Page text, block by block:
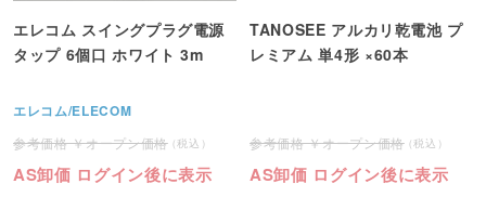
エレコム スイングプラグ電源
タップ 6個口 ホワイト 3m
エレコム/ELECOM
オープン価格
AS卸価 ログイン後に表示
TANOSEE アルカリ乾電池 プ
レミアム 単4形 ×60本
オープン価格
AS卸価 ログイン後に表示